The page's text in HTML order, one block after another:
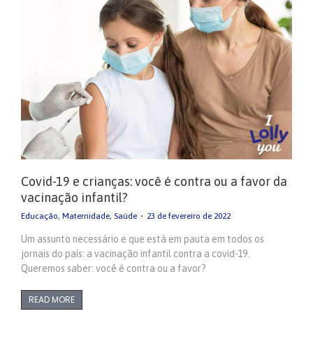
Covid-19 e crianças: você é contra ou a favor da
vacinação infantil?
Educação, Maternidade, Saúde 23 de fevereiro de 2022
Um assunto necessário e que está em pauta em todos os
jornais do país: a vacinação infantil contra a covid-19.
Queremos saber: você é contra ou a favor?
READ MORE